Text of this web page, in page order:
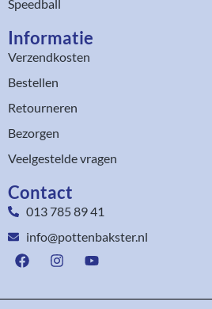
Speedball
Informatie
Verzendkosten
Bestellen
Retourneren
Bezorgen
Veelgestelde vragen
Contact
013 785 89 41
info@pottenbakster.nl